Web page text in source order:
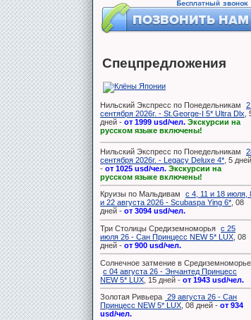
Спецпредложения
Нильский Экспресс по Понедельникам
сентября 2026г. - St.George-I 5* Ultra Dlx ,
дней - от 1999 usd/чел. Экскурсии на
русском языке включены!
Нильский Экспресс по Понедельникам
сентября 2026г. - Legacy Deluxe 4* , 5 дней
- от 1025 usd/чел. Экскурсии на
русском языке включены!
Круизы по Мальдивам
с 4, 11 и 18 июля,
и 22 августа 2026 - Scubaspa Ying 6* , 08
дней - от 3094 usd/чел.
Три Столицы Средиземноморья с 25
июля 26 - Сан Принцесс NEW 5* LUX , 08
дней - от 900 usd/чел.
Солнечное затмение в Средиземноморье
с 04 августа 26 - Энчантед Принцесс
NEW 5* LUX , 15 дней - от 1943 usd/чел.
Золотая Ривьера 29 августа 26 - Сан
Принцесс NEW 5* LUX , 08 дней - от 934
usd/чел.